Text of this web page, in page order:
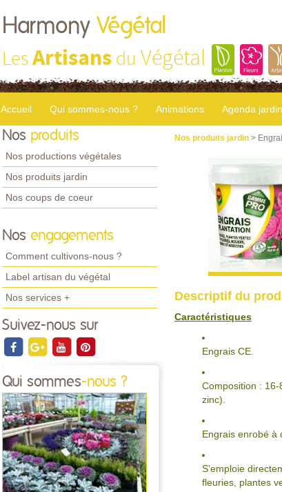
Harmony Végétal
LesArtisans du Végétal
Accueil Qui sommes-nous ? Animations Agenda jardin
Nos produits
Nos productions végétales
Nos produits jardin
Nos coups de coeur
Nos engagements
Comment cultivons-nous ?
Label artisan du végétal
Nos services +
Suivez-nous sur
Qui sommes-nous ?
Nos produits jardin >
Descriptif du
Caractéristiques
Engrais CE.
Composition :
zinc).
Engrais enrobé à
S’emploie
fleuries, plantes